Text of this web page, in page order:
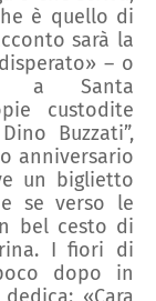
è quello di
sarà la
– o
a Santa
custodite
Buzzati”,
anniversario
un biglietto
se verso le
bel cesto di
I fiori di
dopo in